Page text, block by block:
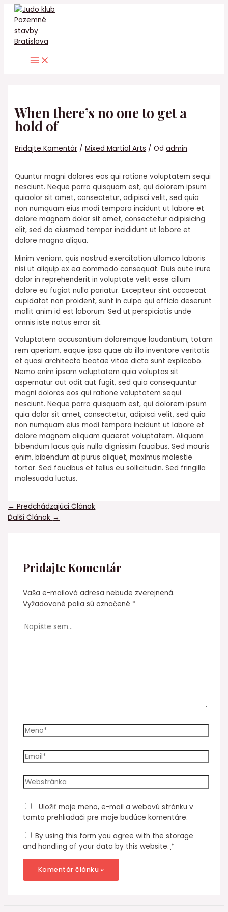
Preskočiť
obsah
Main
Menu
When there’s no one to get a
hold of
Pridajte Komentár /Mixed Martial Arts / Od admin
Quuntur magni dolores eos qui ratione voluptatem sequi
nesciunt. Neque porro quisquam est, qui dolorem ipsum
quiaolor sit amet, consectetur, adipisci velit, sed quia
non numquam eius modi tempora incidunt ut labore et
dolore magnam dolor sit amet, consectetur adipisicing
elit, sed do eiusmod tempor incididunt ut labore et
dolore magna aliqua.
Minim veniam, quis nostrud exercitation ullamco laboris
nisi ut aliquip ex ea commodo consequat. Duis aute irure
dolor in reprehenderit in voluptate velit esse cillum
dolore eu fugiat nulla pariatur. Excepteur sint occaecat
cupidatat non proident, sunt in culpa qui officia deserunt
mollit anim id est laborum. Sed ut perspiciatis unde
omnis iste natus error sit.
Voluptatem accusantium doloremque laudantium, totam
rem aperiam, eaque ipsa quae ab illo inventore veritatis
et quasi architecto beatae vitae dicta sunt explicabo.
Nemo enim ipsam voluptatem quia voluptas sit
aspernatur aut odit aut fugit, sed quia consequuntur
magni dolores eos qui ratione voluptatem sequi
nesciunt. Neque porro quisquam est, qui dolorem ipsum
quia dolor sit amet, consectetur, adipisci velit, sed quia
non numquam eius modi tempora incidunt ut labore et
dolore magnam aliquam quaerat voluptatem. Aliquam
bibendum lacus quis nulla dignissim faucibus. Sed mauris
enim, bibendum at purus aliquet, maximus molestie
tortor. Sed faucibus et tellus eu sollicitudin. Sed fringilla
malesuada luctus.
Navigácia
v
← Predchádzajúci Článok
Ďalší Článok →
Pridajte Komentár
Vaša e-mailová adresa nebude zverejnená.
Vyžadované polia sú označené *
Napíšte
Meno*
Email*
Webstránka
Uložiť moje meno, e-mail a webovú stránku v
tomto prehliadači pre moje budúce komentáre.
By using this form you agree with the storage
and handling of your data by this website. *